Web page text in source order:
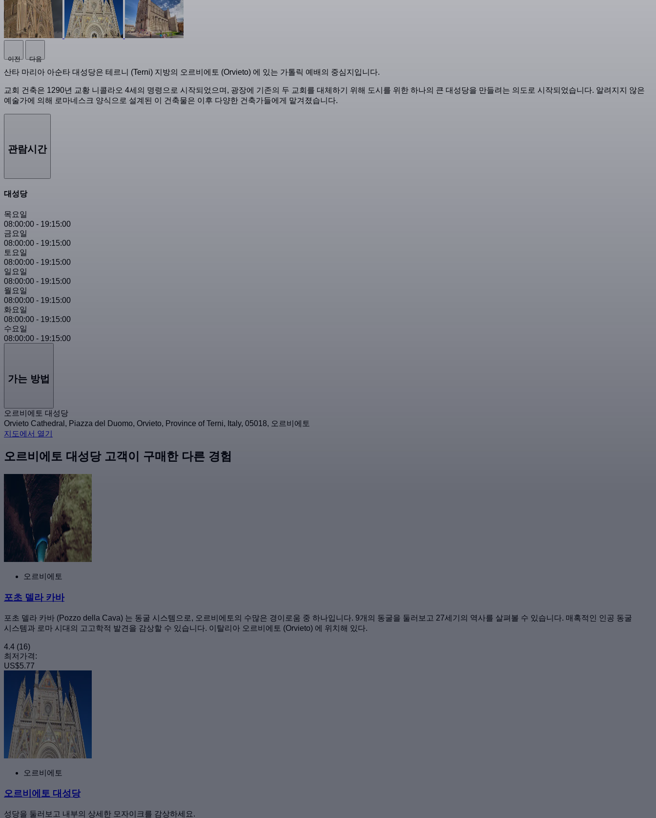
이전 다음
산타 마리아 아순타 대성당은 테르니 (Terni) 지방의 오르비에토 (Orvieto) 에 있는 가톨릭 예배의 중심지입니다.
교회 건축은 1290년 교황 니콜라오 4세의 명령으로 시작되었으며, 광장에 기존의 두 교회를 대체하기 위해 도시를 위한 하나의 큰 대성당을 만들려는 의도로 시작되었습니다. 알려지지 않은
예술가에 의해 로마네스크 양식으로 설계된 이 건축물은 이후 다양한 건축가들에게 맡겨졌습니다.
관람시간
대성당
목요일
08:00:00 - 19:15:00
금요일
08:00:00 - 19:15:00
토요일
08:00:00 - 19:15:00
일요일
08:00:00 - 19:15:00
월요일
08:00:00 - 19:15:00
화요일
08:00:00 - 19:15:00
수요일
08:00:00 - 19:15:00
가는 방법
오르비에토 대성당
Orvieto Cathedral, Piazza del Duomo, Orvieto, Province of Terni, Italy, 05018, 오르비에토
지도에서 열기
오르비에토 대성당 고객이 구매한 다른 경험
오르비에토
포초 델라 카바
포초 델라 카바 (Pozzo della Cava) 는 동굴 시스템으로, 오르비에토의 수많은 경이로움 중 하나입니다. 9개의 동굴을 둘러보고 27세기의 역사를 살펴볼 수 있습니다. 매혹적인 인공 동굴
시스템과 로마 시대의 고고학적 발견을 감상할 수 있습니다. 이탈리아 오르비에토 (Orvieto) 에 위치해 있다.
4.4 (16)
최저가격:
US$5.77
오르비에토
오르비에토 대성당
성당을 둘러보고 내부의 상세한 모자이크를 감상하세요.